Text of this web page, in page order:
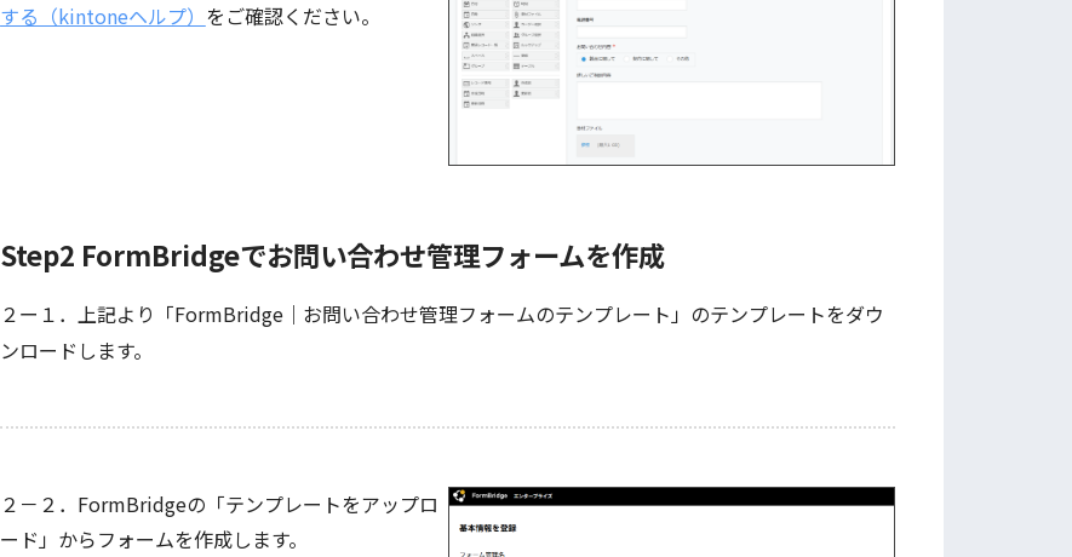
する（kintoneヘルプ） をご確認ください。
Step2 FormBridgeでお問い合わせ管理フォームを作成
２ー１．上記より「FormBridge｜お問い合わせ管理フォームのテンプレート」のテンプレートをダウ
ンロードします。
２－２．FormBridgeの「テンプレートをアップロ
ード」からフォームを作成します。